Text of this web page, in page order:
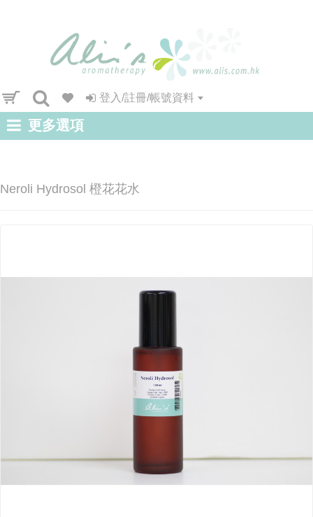
登入/註冊/帳號資料
更多選項
Neroli Hydrosol 橙花花水